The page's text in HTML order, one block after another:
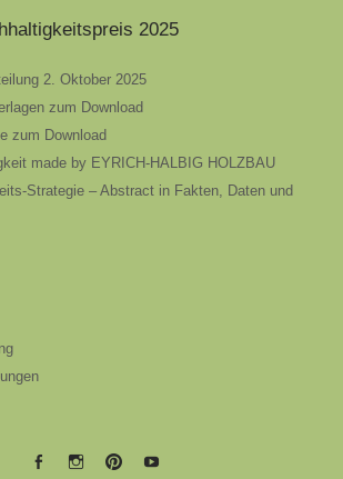
2025
2. Oktober 2025
zum Download
zum Download
made by EYRICH-HALBIG HOLZBAU
Strategie – Abstract in Fakten, Daten und